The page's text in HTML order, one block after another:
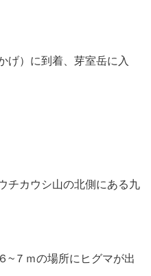
げ）に到着、芽室岳に入
チカウシ山の北側にある九
~７ｍの場所にヒグマが出